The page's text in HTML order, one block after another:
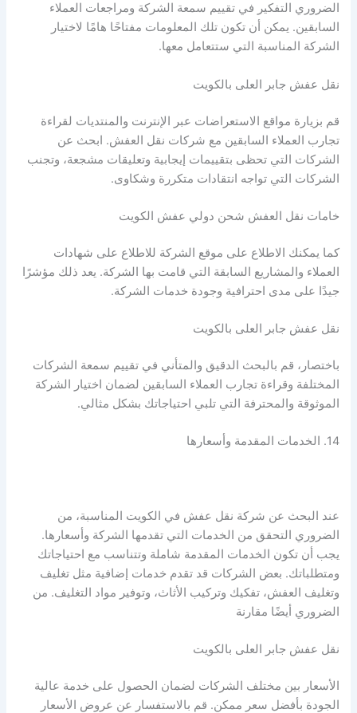
الضروري التفكير في تقييم سمعة الشركة ومراجعات العملاء
السابقين. يمكن أن تكون تلك المعلومات مفتاحًا هامًا لاختيار
الشركة المناسبة التي ستتعامل معها.
نقل عفش جابر العلى بالكويت
قم بزيارة مواقع الاستعراضات عبر الإنترنت والمنتديات لقراءة
تجارب العملاء السابقين مع شركات نقل العفش. ابحث عن
الشركات التي تحظى بتقييمات إيجابية وتعليقات مشجعة، وتجنب
الشركات التي تواجه انتقادات متكررة وشكاوى.
خامات نقل العفش شحن دولي عفش الكويت
كما يمكنك الاطلاع على موقع الشركة للاطلاع على شهادات
العملاء والمشاريع السابقة التي قامت بها الشركة. يعد ذلك مؤشرًا
جيدًا على مدى احترافية وجودة خدمات الشركة.
نقل عفش جابر العلى بالكويت
باختصار، قم بالبحث الدقيق والمتأني في تقييم سمعة الشركات
المختلفة وقراءة تجارب العملاء السابقين لضمان اختيار الشركة
الموثوقة والمحترفة التي تلبي احتياجاتك بشكل مثالي.
14. الخدمات المقدمة وأسعارها
عند البحث عن شركة نقل عفش في الكويت المناسبة، من
الضروري التحقق من الخدمات التي تقدمها الشركة وأسعارها.
يجب أن تكون الخدمات المقدمة شاملة وتتناسب مع احتياجاتك
ومتطلباتك. بعض الشركات قد تقدم خدمات إضافية مثل تغليف
وتغليف العفش، تفكيك وتركيب الأثاث، وتوفير مواد التغليف. من
الضروري أيضًا مقارنة
نقل عفش جابر العلى بالكويت
الأسعار بين مختلف الشركات لضمان الحصول على خدمة عالية
الجودة بأفضل سعر ممكن. قم بالاستفسار عن عروض الأسعار